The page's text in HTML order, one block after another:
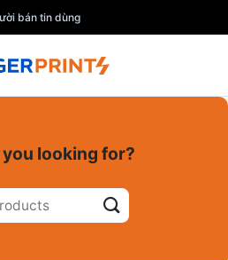
bán tin dùng
looking for?